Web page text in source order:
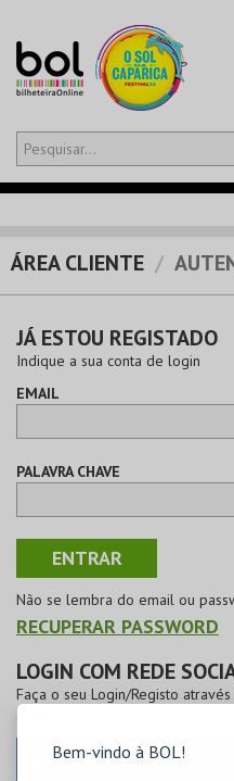
Bem-vindo à BOL!
Olá,iniciar sessão
EVENTOS
CARTÕES
PRODUTOS
ÁREA CLIENTE
JÁ ESTOU REGISTADO
Indique a sua conta de login
EMAIL
PALAVRA CHAVE
Não se lembra do email ou
RECUPERAR PASSWORD
LOGIN COM REDE
Faça o seu Login/Registo
em baixo